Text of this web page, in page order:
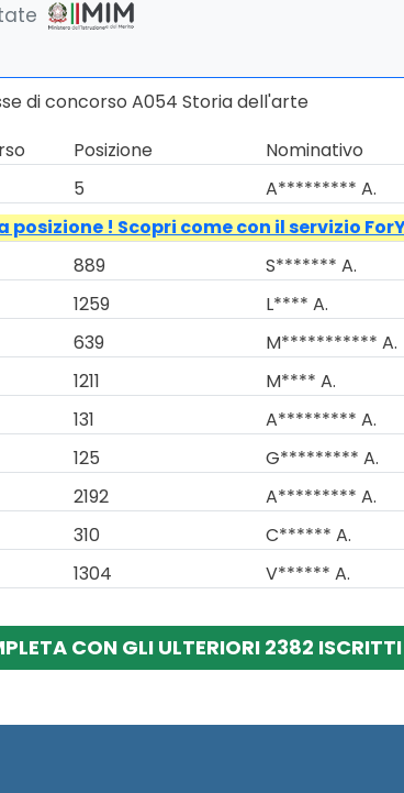
di concorso A054 Storia dell'arte
Posizione Nominativo
5 A********* A.
! Scopri come con il servizio
889 S******* A.
1259 L**** A.
639 M*********** A.
1211 M**** A.
131 A********* A.
125 G********* A.
2192 A********* A.
310 C****** A.
1304 V****** A.
CON GLI ULTERIORI 2382 ISCRITTI